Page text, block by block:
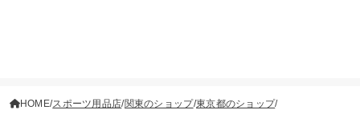
HOME スポーツ用品店 関東のショップ 東京都のショップ